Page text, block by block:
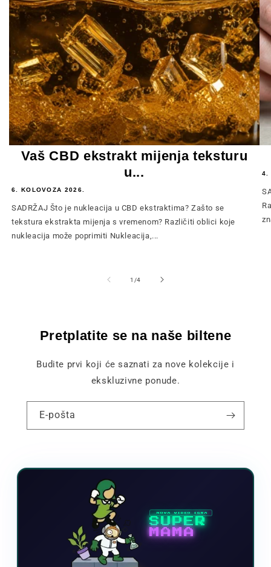
Vaš CBD ekstrakt mijenja teksturu
u...
6. KOLOVOZA 2026.
SADRŽAJ Što je nukleacija u CBD ekstraktima? Zašto se
tekstura ekstrakta mijenja s vremenom? Različiti oblici koje
nukleacija može poprimiti Nukleacija,...
4.
1 /od
4
Pretplatite se na naše biltene
Budite prvi koji će saznati za nove kolekcije i
ekskluzivne ponude.
E-pošta
NOVA VIDEO IGRA
SUPER
MAMA